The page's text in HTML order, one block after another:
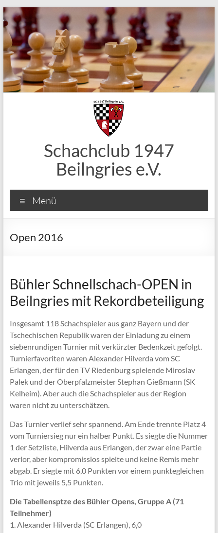
Zum
Inhalt
springen
Schachclub 1947
Beilngries e.V.
Menü
Open 2016
Bühler Schnellschach-OPEN in
Beilngries mit Rekordbeteiligung
Insgesamt 118 Schachspieler aus ganz Bayern und der
Tschechischen Republik waren der Einladung zu einem
siebenrundigen Turnier mit verkürzter Bedenkzeit gefolgt.
Turnierfavoriten waren Alexander Hilverda vom SC
Erlangen, der für den TV Riedenburg spielende Miroslav
Palek und der Oberpfalzmeister Stephan Gießmann (SK
Kelheim). Aber auch die Schachspieler aus der Region
waren nicht zu unterschätzen.
Das Turnier verlief sehr spannend. Am Ende trennte Platz 4
vom Turniersieg nur ein halber Punkt. Es siegte die Nummer
1 der Setzliste, Hilverda aus Erlangen, der zwar eine Partie
verlor, aber kompromisslos spielte und keine Remis mehr
abgab. Er siegte mit 6,0 Punkten vor einem punktegleichen
Trio mit jeweils 5,5 Punkten.
Die Tabellensptze des Bühler Opens, Gruppe A (71
Teilnehmer)
1. Alexander Hilverda (SC Erlangen), 6,0